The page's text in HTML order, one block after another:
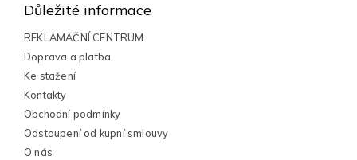
Důležité informace
REKLAMAČNÍ CENTRUM
Doprava a platba
Ke stažení
Kontakty
Obchodní podmínky
Odstoupení od kupní smlouvy
O nás